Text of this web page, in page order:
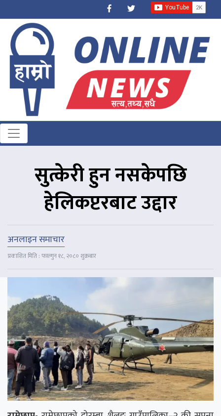
सुत्केरी हुन नसकेपछि
हेलिकप्टरबाट उद्दार
अनलाइन समाचार
प्रकाशित मिति : फाल्गुन १८, २०८० शुक्रबार